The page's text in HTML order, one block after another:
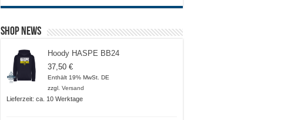
Shop News
Hoody HASPE BB24
37,50 €
Enthält 19% MwSt. DE
zzgl. Versand
Lieferzeit: ca. 10 Werktage